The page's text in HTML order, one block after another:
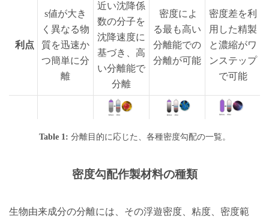
利点
s値が大き
く異なる物
質を迅速か
つ簡単に分
離
近い沈降係
数の分子を
沈降速度に
基づき、高
い分離能で
分離
密度によ
る最も高い
分離能での
分離が可能
密度差を利
用した精製
と濃縮がワ
ンステップ
で可能
Table 1: 分離目的に応じた、各種密度勾配の一覧。
密度勾配作製材料の種類
生物由来成分の分離には、その浮遊密度、粘度、密度範